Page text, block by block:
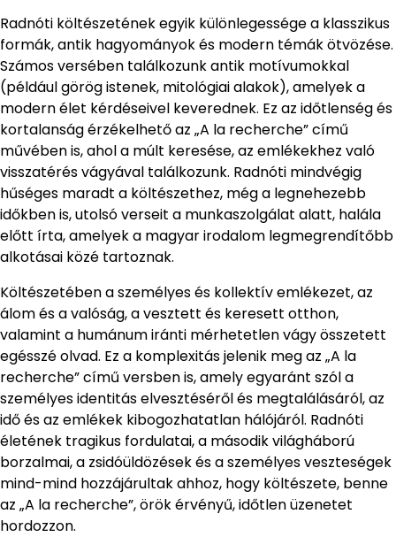
Radnóti költészetének egyik különlegessége a klasszikus
formák, antik hagyományok és modern témák ötvözése.
Számos versében találkozunk antik motívumokkal
(például görög istenek, mitológiai alakok), amelyek a
modern élet kérdéseivel keverednek. Ez az időtlenség és
kortalanság érzékelhető az „A la recherche” című
művében is, ahol a múlt keresése, az emlékekhez való
visszatérés vágyával találkozunk. Radnóti mindvégig
hűséges maradt a költészethez, még a legnehezebb
időkben is, utolsó verseit a munkaszolgálat alatt, halála
előtt írta, amelyek a magyar irodalom legmegrendítőbb
alkotásai közé tartoznak.
Költészetében a személyes és kollektív emlékezet, az
álom és a valóság, a vesztett és keresett otthon,
valamint a humánum iránti mérhetetlen vágy összetett
egésszé olvad. Ez a komplexitás jelenik meg az „A la
recherche” című versben is, amely egyaránt szól a
személyes identitás elvesztéséről és megtalálásáról, az
idő és az emlékek kibogozhatatlan hálójáról. Radnóti
életének tragikus fordulatai, a második világháború
borzalmai, a zsidóüldözések és a személyes veszteségek
mind-mind hozzájárultak ahhoz, hogy költészete, benne
az „A la recherche”, örök érvényű, időtlen üzenetet
hordozzon.